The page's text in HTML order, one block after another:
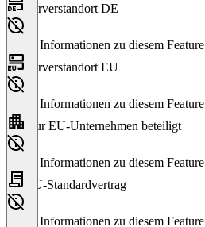
Serverstandort DE
Keine Informationen zu diesem Feature
Serverstandort EU
Keine Informationen zu diesem Feature
Nur EU-Unternehmen beteiligt
Keine Informationen zu diesem Feature
EU-Standardvertrag
Keine Informationen zu diesem Feature